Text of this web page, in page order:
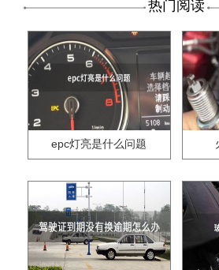
热门阅读
epc灯亮是什么问题